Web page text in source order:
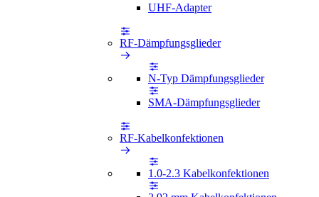
UHF-Adapter
RF-Dämpfungsglieder
N-Typ Dämpfungsglieder
SMA-Dämpfungsglieder
RF-Kabelkonfektionen
1.0-2.3 Kabelkonfektionen